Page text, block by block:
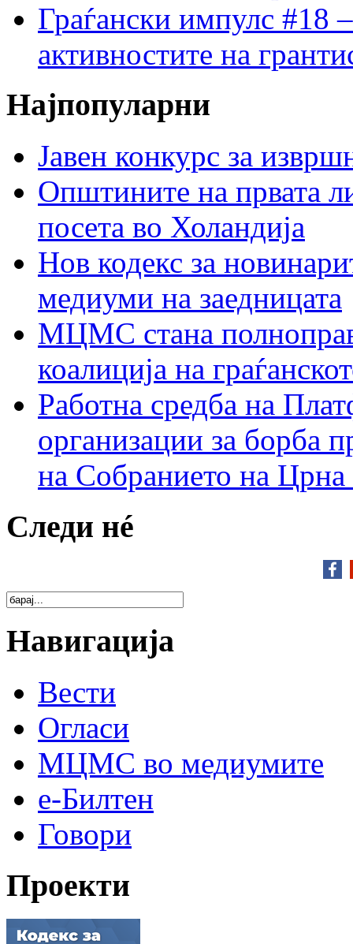
Граѓански импулс #18
активностите на
Најпопуларни
Јавен конкурс за
Општините на првата
посета во Холандија
Нов кодекс за
медиуми на заедницата
МЦМС стана
коалиција на
Работна средба на
организации за борба
на Собранието на Црна
Следи нé
Навигација
Вести
Огласи
МЦМС во медиумите
е-Билтен
Говори
Проекти